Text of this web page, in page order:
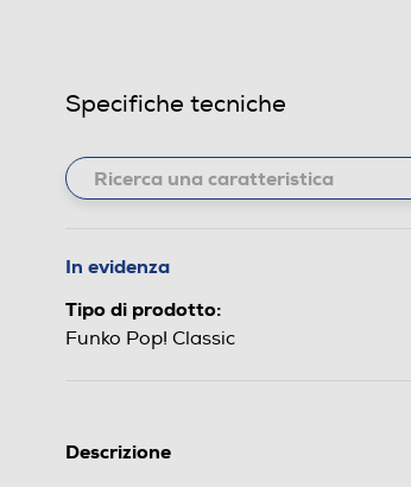
Specifiche tecniche
In evidenza
Tipo di prodotto:
Funko Pop! Classic
Descrizione